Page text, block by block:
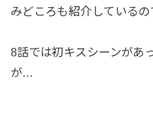
みどころも紹介しているの
8話では初キスシーンがあ
が…